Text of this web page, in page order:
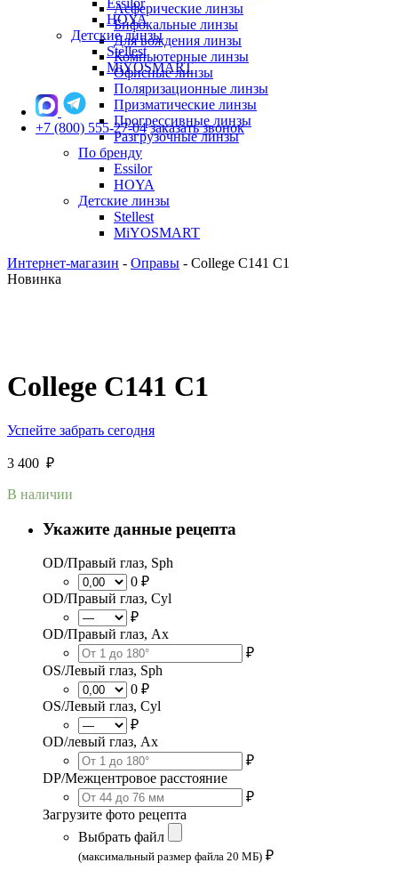
Асферические линзы
Бифокальные линзы
Для вождения линзы
Компьютерные линзы
Офисные линзы
Поляризационные линзы
Призматические линзы
Прогрессивные линзы
Разгрузочные линзы
По бренду
Essilor
HOYA
Детские линзы
Stellest
MiYOSMART
Essilor
HOYA
Детские линзы
Stellest
MiYOSMART
+7 (800) 555-27-04 заказать звонок
Интернет-магазин - Оправы - College C141 C1
Новинка
College C141 C1
Успейте забрать сегодня
3 400 ₽
В наличии
Укажите данные рецепта
OD/Правый глаз, Sph
0 ₽
OD/Правый глаз, Cyl
₽
OD/Правый глаз, Ax
₽
OS/Левый глаз, Sph
0 ₽
OS/Левый глаз, Cyl
₽
OD/левый глаз, Ax
₽
DP/Межцентровое расстояние
₽
Загрузите фото рецепта
Выбрать файл
(максимальный размер файла 20 МБ) ₽